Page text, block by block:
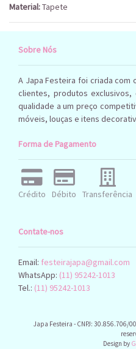
Material:Tapete
Sobre Nós
A Japa Festeira foi criada
clientes, produtos
qualidade a um preço
móveis, louças e itens
Forma de Pagamento
Crédito Débito Transferência
Contate-nos
Email: festeirajapa@gmail.com
WhatsApp: (11) 95242-1013
Tel.: (11) 95242-1013
Japa Festeira - CNPJ: 30.856.706/
Design by